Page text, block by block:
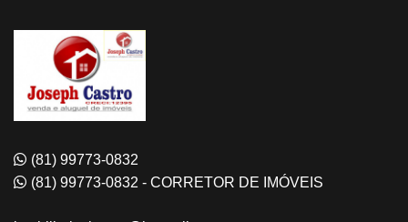
(81) 99773-0832
(81) 99773-0832 - CORRETOR DE IMÓVEIS